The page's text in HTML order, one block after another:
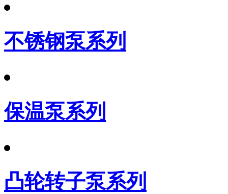
不锈钢泵系列
保温泵系列
凸轮转子泵系列